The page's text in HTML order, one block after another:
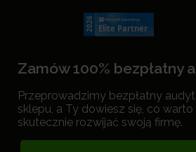
Zamów 100% bezpłatny
Przeprowadzimy bezpłatny
sklepu, a Ty dowiesz się, co
skutecznie rozwijać swoją firmę.